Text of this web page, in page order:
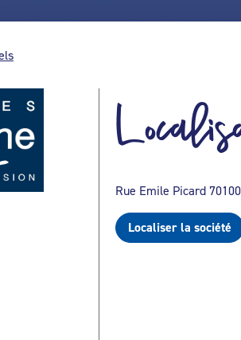
Rue Emile Picard
Localiser la société